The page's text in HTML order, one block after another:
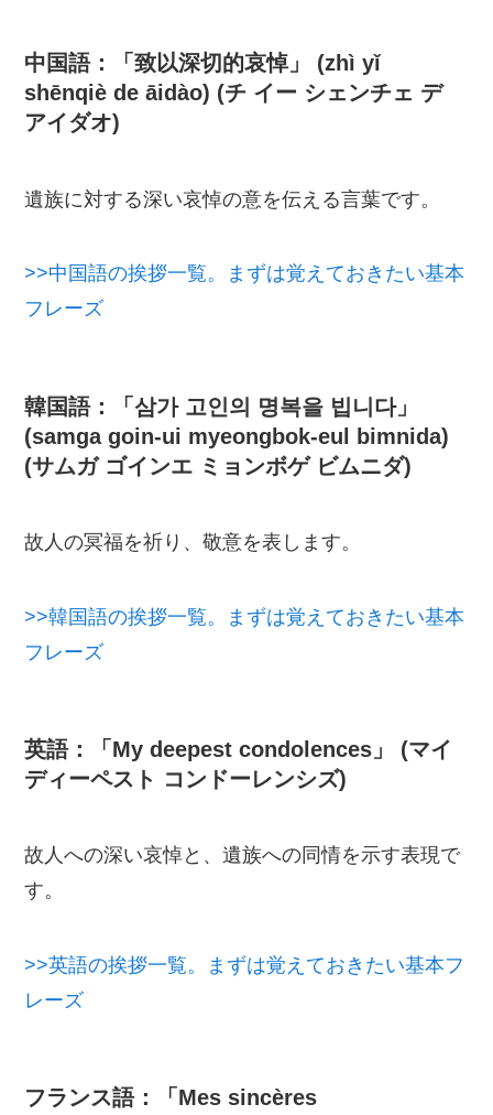
中国語：「致以深切的哀悼」 (zhì yǐ
shēnqiè de āidào) (チ イー シェンチェ デ
アイダオ)
遺族に対する深い哀悼の意を伝える言葉です。
>>中国語の挨拶一覧。まずは覚えておきたい基本
フレーズ
韓国語：「삼가 고인의 명복을 빕니다」
(samga goin-ui myeongbok-eul bimnida)
(サムガ ゴインエ ミョンボゲ ビムニダ)
故人の冥福を祈り、敬意を表します。
>>韓国語の挨拶一覧。まずは覚えておきたい基本
フレーズ
英語：「My deepest condolences」 (マイ
ディーペスト コンドーレンシズ)
故人への深い哀悼と、遺族への同情を示す表現で
す。
>>英語の挨拶一覧。まずは覚えておきたい基本フ
レーズ
フランス語：「Mes sincères